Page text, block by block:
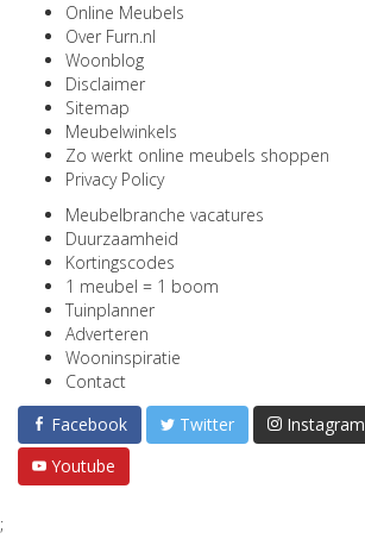
Online Meubels
Over Furn.nl
Woonblog
Disclaimer
Sitemap
Meubelwinkels
Zo werkt online meubels shoppen
Privacy Policy
Meubelbranche vacatures
Duurzaamheid
Kortingscodes
1 meubel = 1 boom
Tuinplanner
Adverteren
Wooninspiratie
Contact
Facebook
Twitter Instagram
Youtube
;